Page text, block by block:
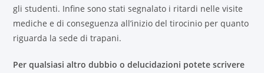
gli studenti. Infine sono stati segnalato i ritardi nelle visite
mediche e di conseguenza all’inizio del tirocinio per quanto
riguarda la sede di trapani.
Per qualsiasi altro dubbio o delucidazioni potete scrivere